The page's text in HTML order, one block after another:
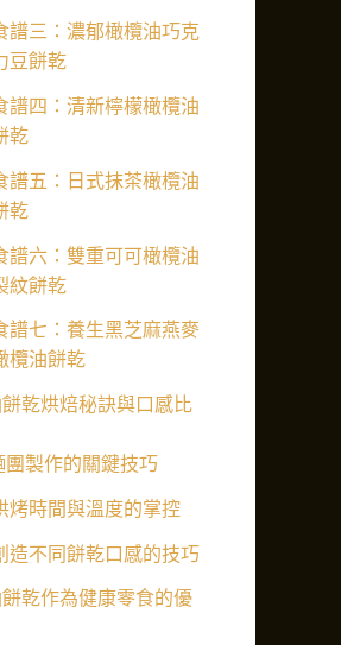
譜三：濃郁橄欖油巧克
豆餅乾
譜四：清新檸檬橄欖油
乾
譜五：日式抹茶橄欖油
乾
譜六：雙重可可橄欖油
紋餅乾
譜七：養生黑芝麻燕麥
欖油餅乾
乾烘焙秘訣與口感比
團製作的關鍵技巧
烤時間與溫度的掌控
造不同餅乾口感的技巧
乾作為健康零食的優